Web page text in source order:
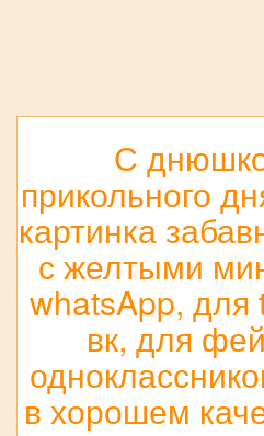
С
прикольного
картинка
с желтыми
whatsApp, для
вк, для
в хорошем